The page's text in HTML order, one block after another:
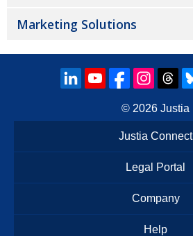
Marketing Solutions
© 2026 Justia
Justia Connect
Legal Portal
Company
Help